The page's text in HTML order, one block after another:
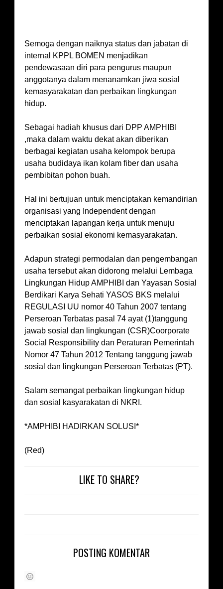
Semoga dengan naiknya status dan jabatan di
internal KPPL BOMEN menjadikan
pendewasaan diri para pengurus maupun
anggotanya dalam menanamkan jiwa sosial
kemasyarakatan dan perbaikan lingkungan
hidup.
Sebagai hadiah khusus dari DPP AMPHIBI
,maka dalam waktu dekat akan diberikan
berbagai kegiatan usaha kelompok berupa
usaha budidaya ikan kolam fiber dan usaha
pembibitan pohon buah.
Hal ini bertujuan untuk menciptakan kemandirian
organisasi yang Independent dengan
menciptakan lapangan kerja untuk menuju
perbaikan sosial ekonomi kemasyarakatan.
Adapun strategi permodalan dan pengembangan
usaha tersebut akan didorong melalui Lembaga
Lingkungan Hidup AMPHIBI dan Yayasan Sosial
Berdikari Karya Sehati YASOS BKS melalui
REGULASI UU nomor 40 Tahun 2007 tentang
Perseroan Terbatas pasal 74 ayat (1)tanggung
jawab sosial dan lingkungan (CSR)Coorporate
Social Responsibility dan Peraturan Pemerintah
Nomor 47 Tahun 2012 Tentang tanggung jawab
sosial dan lingkungan Perseroan Terbatas (PT).
Salam semangat perbaikan lingkungan hidup
dan sosial kasyarakatan di NKRI.
*AMPHIBI HADIRKAN SOLUSI*
(Red)
LIKE TO SHARE?
POSTING KOMENTAR